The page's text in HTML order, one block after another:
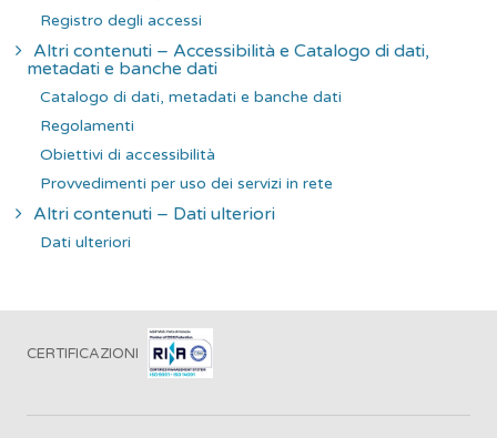
Registro degli accessi
Altri contenuti – Accessibilità e Catalogo di dati,
metadati e banche dati
Catalogo di dati, metadati e banche dati
Regolamenti
Obiettivi di accessibilità
Provvedimenti per uso dei servizi in rete
Altri contenuti – Dati ulteriori
Dati ulteriori
CERTIFICAZIONI